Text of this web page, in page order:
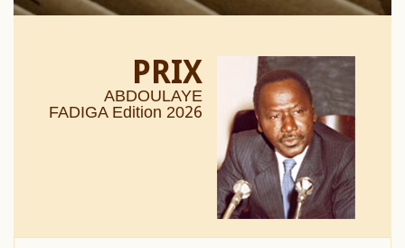
PRIX
ABDOULAYE
FADIGA Edition 2026